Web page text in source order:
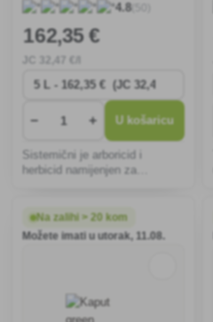
4.8(50)
162,35 €
32
− + U košaricu
Sistemični je arboricid i
herbicid namijenjen za
korova u šumarstvu, za
uništavanje invazivnog drveća
Na zalihi > 20 kom
Možete imati u utorak, 11.08.